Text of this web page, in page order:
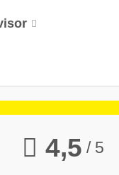
4,5 / 5